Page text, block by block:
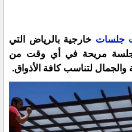
جلسات خارجية بالرياض التي
مريحة في أي وقت من
والجمال لتناسب كافة الأذواق.